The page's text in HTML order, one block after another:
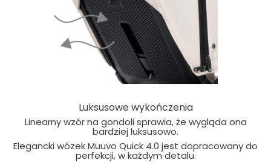
Luksusowe wykończenia
Linearny wzór na gondoli sprawia, że wygląda ona
bardziej luksusowo.
Elegancki wózek Muuvo Quick 4.0 jest dopracowany do
perfekcji, w każdym detalu.